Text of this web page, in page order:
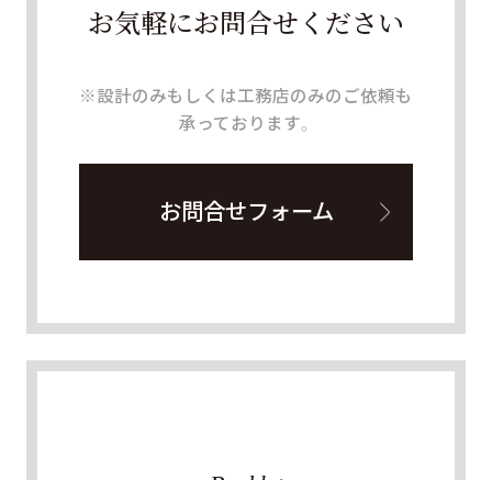
お気軽にお問合せください
※設計のみもしくは工務店のみのご依頼も
承っております。
お問合せフォーム